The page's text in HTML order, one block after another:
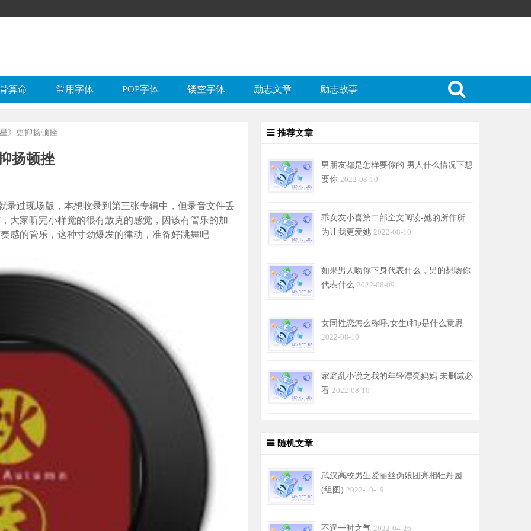
算命 常用字体 POP字体 镂空字体 励志文章 励志故事
》更抑扬顿挫
扬顿挫
录过现场版，本想收录到第三张专辑中，但录音文件丢
大家听完小样觉的很有放克的感觉，因该有管乐的加
感的管乐，这种寸劲爆发的律动，准备好跳舞吧
推荐文章
男朋友都是怎样要你的 男人什么情况下想
要你 2022-08-10
乖女友小喜第二部全文阅读-她的所作所
为让我更爱她 2022-08-10
如果男人吻你下身代表什么，男的想吻你
代表什么 2022-08-09
女同性恋怎么称呼,女生t和p是什么意思
2022-08-10
家庭乱小说之我的年轻漂亮妈妈 未删减必
看 2022-08-10
随机文章
武汉高校男生爱丽丝伪娘团亮相牡丹园
(组图) 2022-10-19
不逞一时之气 2022-04-26